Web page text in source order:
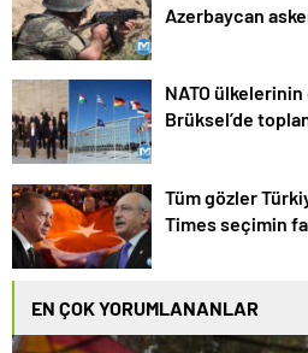
Azerbaycan
NATO ülkelerinin
Brüksel’de
Tüm gözler
Times seçimin
EN ÇOK YORUMLANANLAR